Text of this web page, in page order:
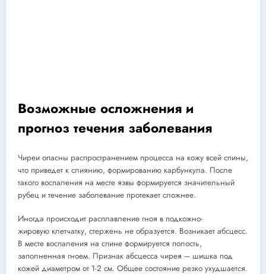
Возможные осложнения и
прогноз течения заболевания
Чиреи опасны распространением процесса на кожу всей спины,
что приведет к слиянию, формированию карбункула. После
такого воспаления на месте язвы формируется значительный
рубец и течение заболевание протекает сложнее.
Иногда происходит расплавление гноя в подкожно-
жировую клетчатку, стержень не образуется. Возникает абсцесс.
В месте воспаления на спине формируется полость,
заполненная гноем. Признак абсцесса чирея – шишка под
кожей диаметром от 1-2 см. Общее состояние резко ухудшается.